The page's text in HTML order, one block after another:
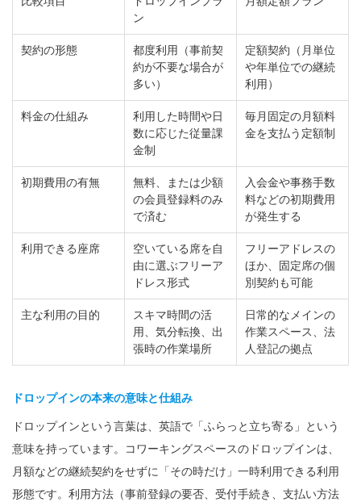
ン
契約の形態
都度利用（事前契
約が不要な場合が
多い）
定額契約（月単位
や年単位での継続
利用）
料金の仕組み
利用した時間や日
数に応じた従量課
金制
毎月固定の月額料
金を支払う定額制
初期費用の有無
無料、または少額
の会員登録料のみ
で済む
入会金や事務手数
料などの初期費用
が発生する
利用できる座席
空いている席を自
由に選ぶフリーア
ドレス形式
フリーアドレスの
ほか、固定席の個
別契約も可能
主な利用の目的
スキマ時間の活
用、気分転換、出
張時の作業場所
日常的なメインの
作業スペース、法
人登記の拠点
ドロップインの本来の意味と仕組み
ドロップインという言葉は、英語で「ふらっと立ち寄る」という
意味を持っています。コワーキングスペースのドロップインは、
月額などの継続契約をせずに「その時だけ」一時利用できる利用
形態です。利用方法（事前登録の要否、受付手続き、支払い方法